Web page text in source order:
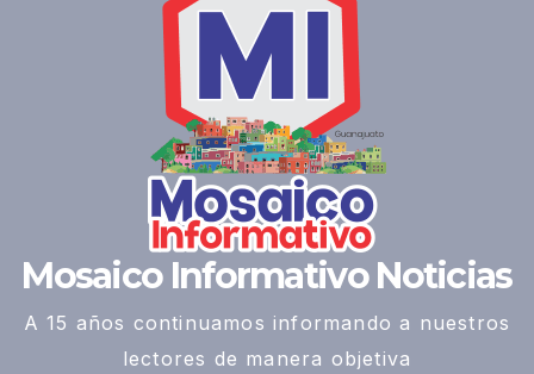
Mosaico Informativo Noticias
A 15 años continuamos informando a nuestros
lectores de manera objetiva